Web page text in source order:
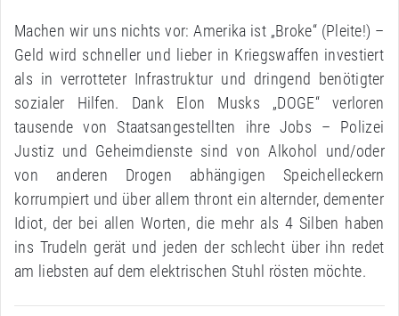
Machen wir uns nichts vor: Amerika ist „Broke“ (Pleite!) –
Geld wird schneller und lieber in Kriegswaffen investiert
als in verrotteter Infrastruktur und dringend benötigter
sozialer Hilfen. Dank Elon Musks „DOGE“ verloren
tausende von Staatsangestellten ihre Jobs – Polizei
Justiz und Geheimdienste sind von Alkohol und/oder
von anderen Drogen abhängigen Speichelleckern
korrumpiert und über allem thront ein alternder, dementer
Idiot, der bei allen Worten, die mehr als 4 Silben haben
ins Trudeln gerät und jeden der schlecht über ihn redet
am liebsten auf dem elektrischen Stuhl rösten möchte.